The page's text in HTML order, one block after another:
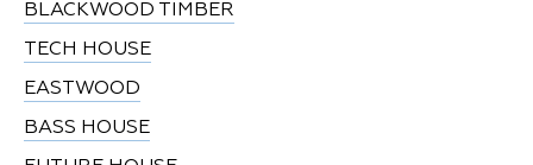
BLACKWOOD TIMBER
TECH HOUSE
EASTWOOD
BASS HOUSE